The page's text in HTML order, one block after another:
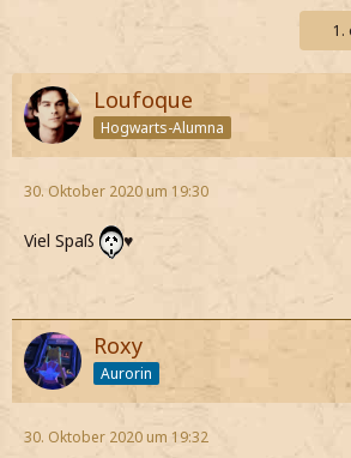
Jetzt Fanclub-Mitglied1.
Loufoque
Hogwarts-Alumna
30. Oktober 2020 um 19:30
Viel Spaß ♥️
Roxy
Aurorin
30. Oktober 2020 um 19:32